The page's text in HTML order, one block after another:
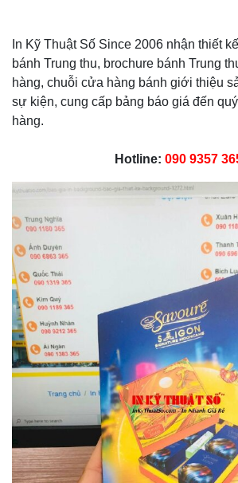
In Kỹ Thuật Số Since 2006 nhận thiết
bánh Trung thu, brochure bánh Trung
hàng, chuỗi cửa hàng bánh giới thiệu
sự kiện, cung cấp bảng báo giá đến
hàng.
Hotline: 090 9357